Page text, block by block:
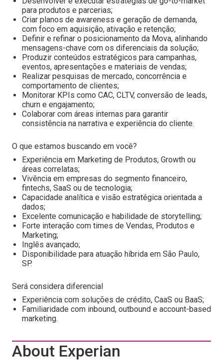
para produtos e parcerias;
Criar planos de awareness e geração de demanda,
com foco em aquisição, ativação e retenção;
Definir e refinar o posicionamento da Mova, alinhando
mensagens-chave com os diferenciais da solução;
Produzir conteúdos estratégicos para campanhas,
eventos, apresentações e materiais de vendas;
Realizar pesquisas de mercado, concorrência e
comportamento de clientes;
Monitorar KPIs como CAC, CLTV, conversão de leads,
churn e engajamento;
Colaborar com áreas internas para garantir
consistência na narrativa e experiência do cliente.
O que estamos buscando em você?
Experiência em Marketing de Produtos, Growth ou
áreas correlatas;
Vivência em empresas do segmento financeiro,
fintechs, SaaS ou de tecnologia;
Capacidade analítica e visão estratégica orientada a
dados;
Excelente comunicação e habilidade de storytelling;
Forte interação com times de Vendas, Produtos e
Marketing;
Inglês avançado;
Disponibilidade para atuação híbrida em São Paulo,
SP.
Será considera diferencial
Experiência com soluções de crédito, CaaS ou BaaS;
Familiaridade com inbound, outbound e account-based
marketing.
About Experian